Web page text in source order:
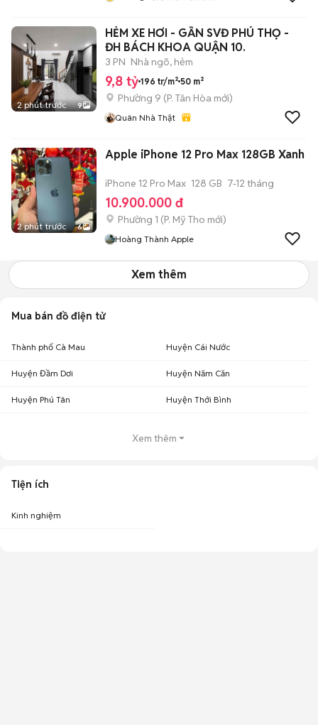
2 phút trước 9
HẺM XE HƠI - GẦN SVĐ PHÚ THỌ -
ĐH BÁCH KHOA QUẬN 10.
3 PN Nhà ngõ, hẻm
9,8 tỷ 196 tr/m² 50 m²
Phường 9 (P. Tân Hòa mới)
Quân Nhà Thật
2 phút trước 6
Apple iPhone 12 Pro Max 128GB Xanh
iPhone 12 Pro Max 128 GB 7-12 tháng
10.900.000 đ
Phường 1 (P. Mỹ Tho mới)
Hoàng Thành Apple
Xem thêm
Mua bán đồ điện tử
Thành phố Cà Mau Huyện Cái Nước
Huyện Đầm Dơi Huyện Năm Căn
Huyện Phú Tân Huyện Thới Bình
Xem thêm
Tiện ích
Kinh nghiệm